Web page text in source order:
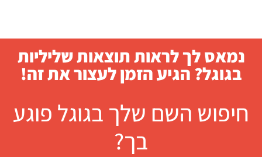
נמאס לך לראות תוצאות שליליות
בגוגל? הגיע הזמן לעצור את זה!
חיפוש השם שלך בגוגל פוגע
בך?